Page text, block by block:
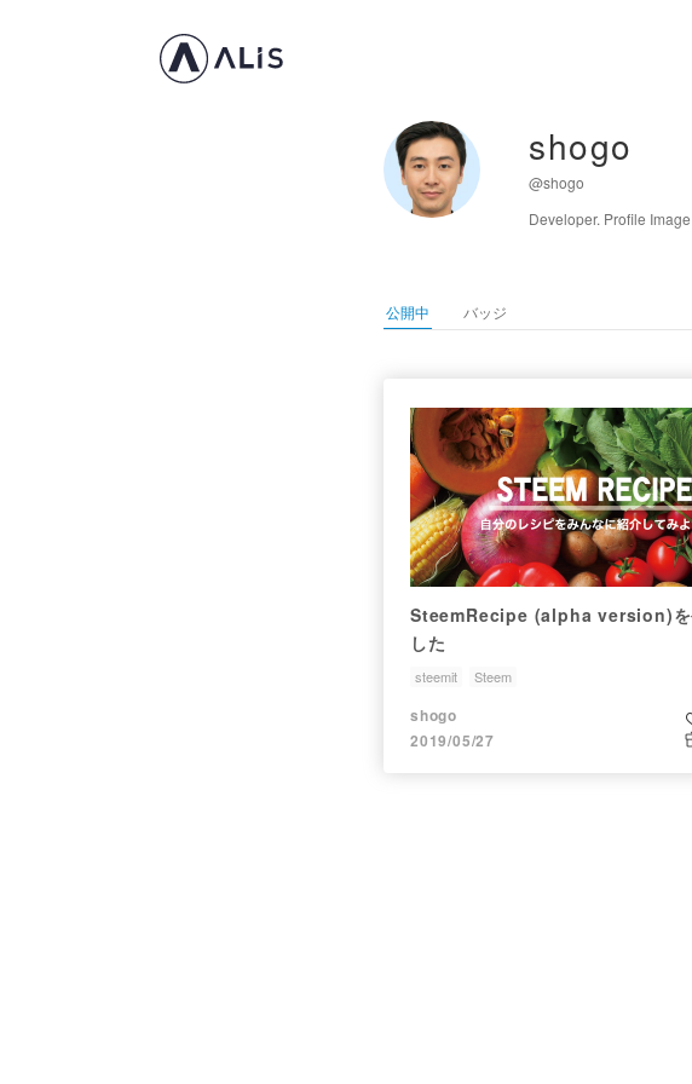
shogo
@shogo
Developer. Profile
公開中 バッジ
SteemRecipe (alpha version)を
した
steemit Steem
shogo
2019/05/27